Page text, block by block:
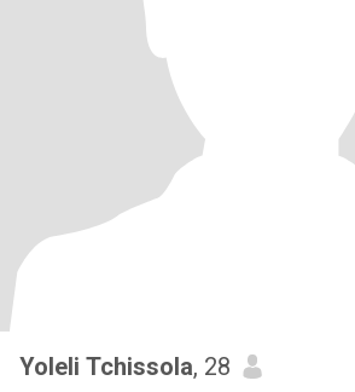
Yoleli Tchissola, 28